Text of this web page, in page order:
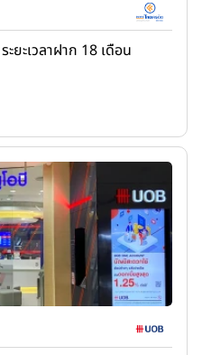
ยะเวลาฝาก 18 เดือน